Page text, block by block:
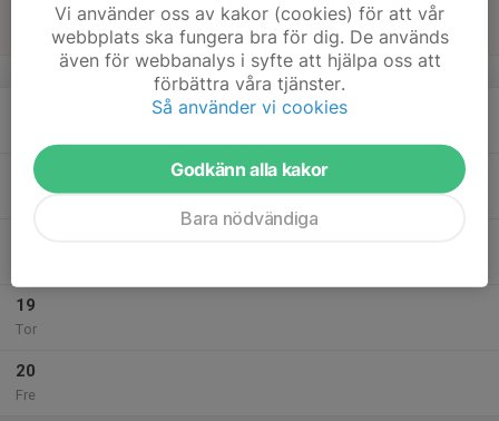
v.47
17
19
Tor
20
Fre
Vi använder oss av kakor (cookies) för att vår
webbplats ska fungera bra för dig. De används
även för webbanalys i syfte att hjälpa oss att
förbättra våra tjänster.
Så använder vi cookies
Godkänn alla kakor
Bara nödvändiga